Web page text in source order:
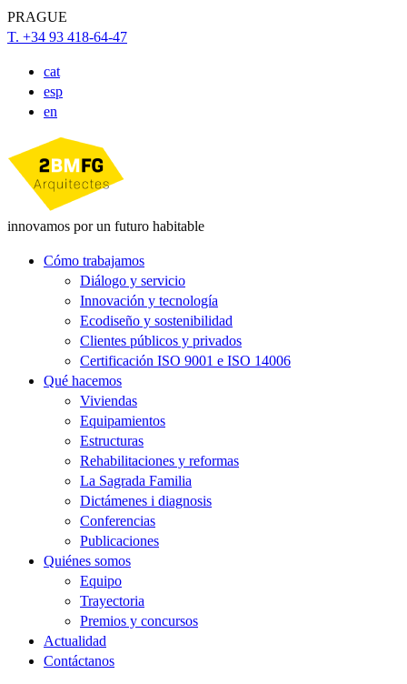
PRAGUE
T. +34 93 418-64-47
cat
esp
en
innovamos por un futuro habitable
Cómo trabajamos
Diálogo y servicio
Innovación y tecnología
Ecodiseño y sostenibilidad
Clientes públicos y privados
Certificación ISO 9001 e ISO 14006
Qué hacemos
Viviendas
Equipamientos
Estructuras
Rehabilitaciones y reformas
La Sagrada Familia
Dictámenes i diagnosis
Conferencias
Publicaciones
Quiénes somos
Equipo
Trayectoria
Premios y concursos
Actualidad
Contáctanos